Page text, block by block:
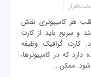
هر کامیپوتری نقش
و سریع باید از کارت
کارت گرافیک وظیفه
که در کامپیوترها،
ممکن...